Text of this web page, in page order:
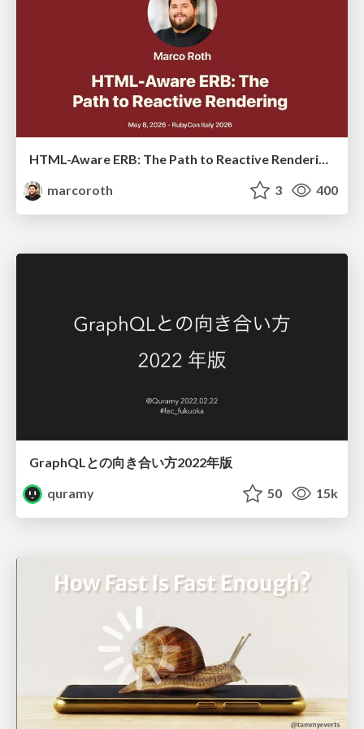
HTML-Aware ERB: The Path to Reactive Rendering @ RubyCon 2026, Rimini, Italy
marcoroth
3 400
GraphQLとの向き合い方2022年版
quramy
50 15k